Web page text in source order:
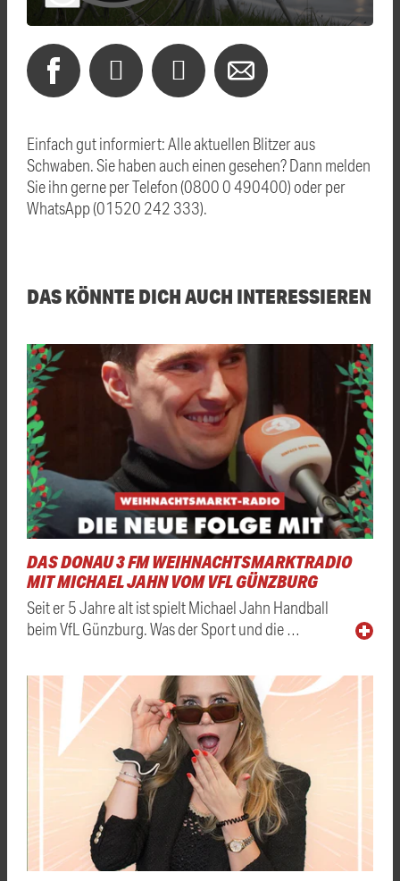
Einfach gut informiert: Alle aktuellen Blitzer aus
Schwaben. Sie haben auch einen gesehen? Dann melden
Sie ihn gerne per Telefon (0800 0 490400) oder per
WhatsApp (01520 242 333).
DAS KÖNNTE DICH AUCH INTERESSIEREN
DAS DONAU 3 FM WEIHNACHTSMARKTRADIO
MIT MICHAEL JAHN VOM VFL GÜNZBURG
Seit er 5 Jahre alt ist spielt Michael Jahn Handball
beim VfL Günzburg. Was der Sport und die …